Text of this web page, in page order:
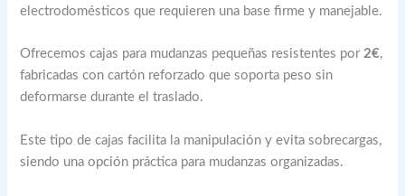
electrodomésticos que requieren una base firme y manejable.
Ofrecemos cajas para mudanzas pequeñas resistentes por2€,
fabricadas con cartón reforzado que soporta peso sin
deformarse durante el traslado.
Este tipo de cajas facilita la manipulación y evita sobrecargas,
siendo una opción práctica para mudanzas organizadas.